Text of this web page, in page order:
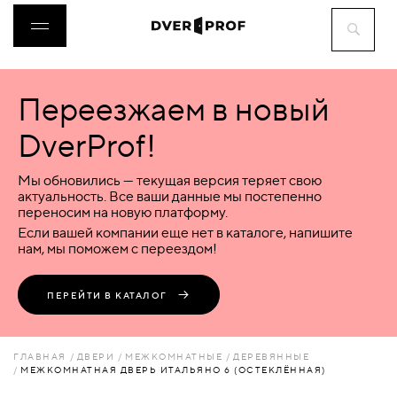
ДВЕРИ
ФУРНИТУРА
ВОРОТА
ПЕРЕГОРОДКИ
Переезжаем в новый
DverProf!
Мы обновились — текущая версия теряет свою
актуальность. Все ваши данные мы постепенно
переносим на новую платформу.
Если вашей компании еще нет в каталоге, напишите
нам, мы поможем с переездом!
ПЕРЕЙТИ В КАТАЛОГ
ГЛАВНАЯ ДВЕРИ МЕЖКОМНАТНЫЕ
ДЕРЕВЯННЫЕ
МЕЖКОМНАТНАЯ ДВЕРЬ ИТАЛЬЯНО 6 (ОСТЕКЛЁННАЯ)